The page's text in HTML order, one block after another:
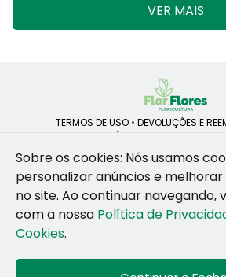
VER MAIS
TERMOS DE USO • DEVOLUÇÕES E
POLÍTICA DE PRIVACIDADE
ROSANE CRISTINA LINS DE VESCONCELOS |
CAIS SANTA RITA, no SN, BOX 34-35, Sao
© 2024-2026 - Todos os direitos
Sobre os cookies: Nós usamos
personalizar anúncios e
no site. Ao continuar navegando,
com a nossa Política de
Cookies.